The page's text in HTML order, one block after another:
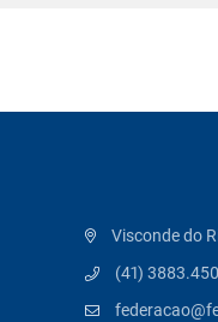
Visconde do
(41)